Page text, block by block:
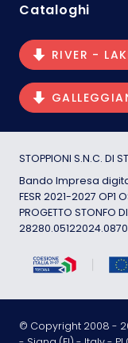
Cataloghi
RIVER -
STOPPIONI S.N.C. DI
Bando Impresa
FESR 2021-2027 OP1
PROGETTO STONFO
© Copyright 2008 -